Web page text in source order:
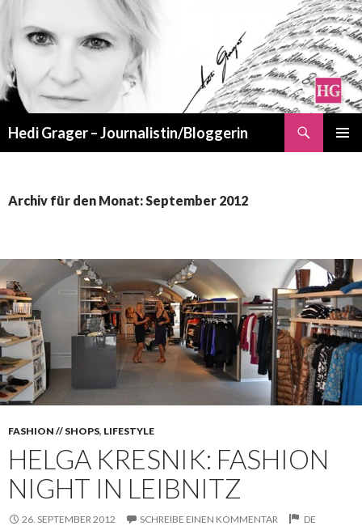
Hedi Grager – Journalistin/Bloggerin
Archiv für den Monat: September 2012
FASHION // SHOPS, LIFESTYLE
HELGA KRESNIK: FASHION
NIGHT IN LEIBNITZ
26. SEPTEMBER 2012 SCHREIBE EINEN KOMMENTAR DE